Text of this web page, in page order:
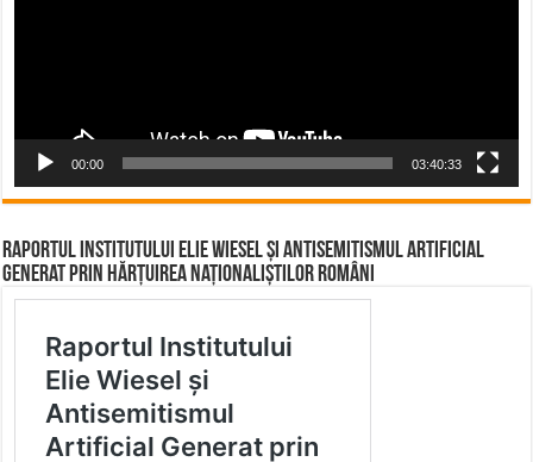
00:00 03:40:33
Raportul Institutului Elie Wiesel și Antisemitismul Artificial
Generat prin Hărțuirea Naționaliștilor Români